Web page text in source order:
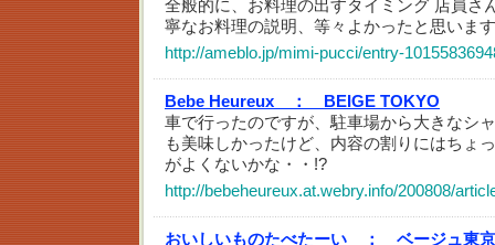
全般的に、お料理の出すタイミング 店員さ
寧なお料理の説明、等々よかったと思います
http://ameblo.jp/mimi-pucci/entry-
Bebe Heureux ：
BEIGE TOKYO
車で行ったのですが、駐車場から大きなシ
も美味しかったけど、内容の割りにはちょ
がよくないかな・・!?
http://bebeheureux.at.webry.info/200808/
おいしいものたべたーい ：
ベージュ東